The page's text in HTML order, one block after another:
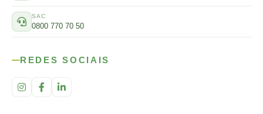
SAC
0800 770 70 50
REDES SOCIAIS